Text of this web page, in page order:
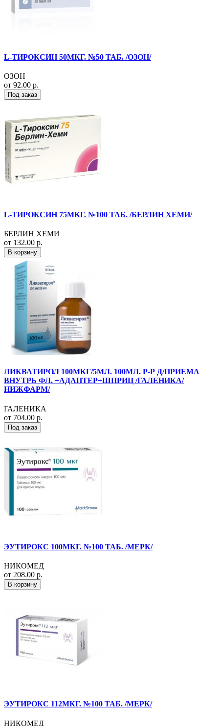
L-ТИРОКСИН 50МКГ. №50 ТАБ. /ОЗОН/
ОЗОН
от 92.00 р.
Под заказ
L-ТИРОКСИН 75МКГ. №100 ТАБ. /БЕРЛИН ХЕМИ/
БЕРЛИН ХЕМИ
от 132.00 р.
В корзину
ЛИКВАТИРОЛ 100МКГ/5МЛ. 100МЛ. Р-Р Д/ПРИЕМА
ВНУТРЬ ФЛ. +АДАПТЕР+ШПРИЦ /ГАЛЕНИКА/
НИЖФАРМ/
ГАЛЕНИКА
от 704.00 р.
Под заказ
ЭУТИРОКС 100МКГ. №100 ТАБ. /МЕРК/
НИКОМЕД
от 208.00 р.
В корзину
ЭУТИРОКС 112МКГ. №100 ТАБ. /МЕРК/
НИКОМЕД